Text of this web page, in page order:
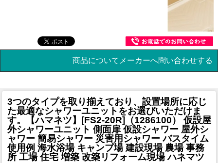
商品についてメーカーへ問い合わせする
3つのタイプを取り揃えており、設置場所に応じ
た最適なシャワーユニットをお選びいただけま
す。
【ハマネツ】[FS2-20R]（1286100） 仮設屋
外シャワーユニット 側面扉 仮設シャワー 屋外シ
ャワー 簡易シャワー 災害用シャワー バスタイム
使用例 海水浴場 キャンプ場 建設現場 農場 事務
所 工場 住宅 増築 改築リフォーム現場 ハネマツ